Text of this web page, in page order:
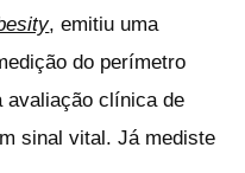
, emitiu uma
do perímetro
avaliação clínica de
sinal vital. Já mediste